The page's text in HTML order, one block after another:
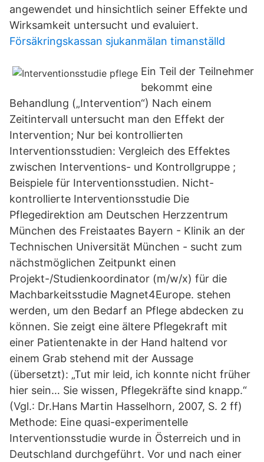
angewendet und hinsichtlich seiner Effekte und
Wirksamkeit untersucht und evaluiert.
Försäkringskassan sjukanmälan timanställd
Ein Teil der Teilnehmer
bekommt eine
Behandlung („Intervention“) Nach einem
Zeitintervall untersucht man den Effekt der
Intervention; Nur bei kontrollierten
Interventionsstudien: Vergleich des Effektes
zwischen Interventions- und Kontrollgruppe ;
Beispiele für Interventionsstudien. Nicht-
kontrollierte Interventionsstudie Die
Pflegedirektion am Deutschen Herzzentrum
München des Freistaates Bayern - Klinik an der
Technischen Universität München - sucht zum
nächstmöglichen Zeitpunkt einen
Projekt-/Studienkoordinator (m/w/x) für die
Machbarkeitsstudie Magnet4Europe. stehen
werden, um den Bedarf an Pflege abdecken zu
können. Sie zeigt eine ältere Pflegekraft mit
einer Patientenakte in der Hand haltend vor
einem Grab stehend mit der Aussage
(übersetzt): „Tut mir leid, ich konnte nicht früher
hier sein… Sie wissen, Pflegekräfte sind knapp.“
(Vgl.: Dr.Hans Martin Hasselhorn, 2007, S. 2 ff)
Methode: Eine quasi-experimentelle
Interventionsstudie wurde in Österreich und in
Deutschland durchgeführt. Vor und nach einer